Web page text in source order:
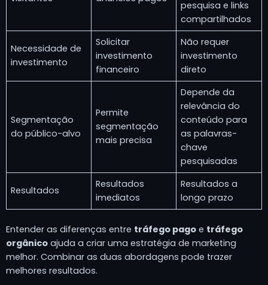
pesquisa e links
compartilhados
Necessidade de
investimento
Solicitar
investimento
financeiro
Não requer
investimento
direto
Segmentação
do público-alvo
Permite
segmentação
mais precisa
Depende da
relevância do
conteúdo para
as palavras-
chave
pesquisadas
Resultados
Resultados
imediatos
Resultados a
longo prazo
Entender as diferenças entre tráfego pago e tráfego
orgânico ajuda a criar uma estratégia de marketing
melhor. Combinar as duas abordagens pode trazer
melhores resultados.